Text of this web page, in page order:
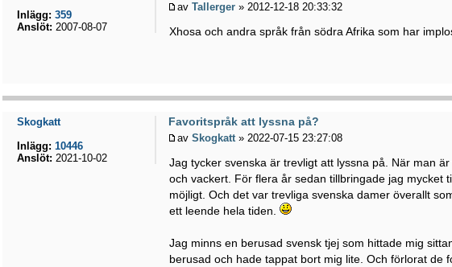
avTallerger » 2012-12-18 20:33:32
Xhosa och andra språk från södra Afrika som har
Inlägg: 359
Anslöt: 2007-08-07
Favoritspråk att lyssna på?
avSkogkatt» 2022-07-15 23:27:08
Jag tycker svenska är trevligt att lyssna på. När man
och vackert. För flera år sedan tillbringade jag mycket
möjligt. Och det var trevliga svenska damer överallt
ett leende hela tiden.
Jag minns en berusad svensk tjej som hittade mig
berusad och hade tappat bort mig lite. Och förlorat de
Skogkatt
Inlägg: 10446
Anslöt: 2021-10-02